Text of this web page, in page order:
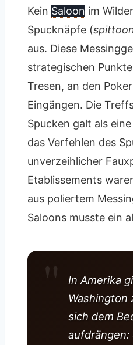
Kein Saloon im
Spucknäpfe (
aus. Diese
strategischen
Tresen, an den
Eingängen. Die
Spucken galt als
das Verfehlen des
unverzeihlicher
Etablissements
aus poliertem
Saloons musste ein
In Amerika
Washington
sich dem
aufdrängen: